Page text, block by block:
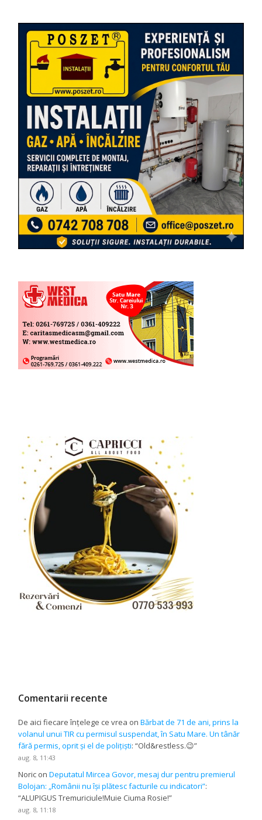
Comentarii recente
De aici fiecare înțelege ce vrea onBărbat de 71 de ani, prins la
volanul unui TIR cu permisul suspendat, în Satu Mare. Un tânăr
fără permis, oprit și el de polițiști: “Old&restless.😉”
aug. 8, 11:43
Noric onDeputatul Mircea Govor, mesaj dur pentru premierul
Bolojan: „Românii nu își plătesc facturile cu indicatori”:
“ALUPIGUS Tremuriciule!Muie Ciuma Rosie!”
aug. 8, 11:18